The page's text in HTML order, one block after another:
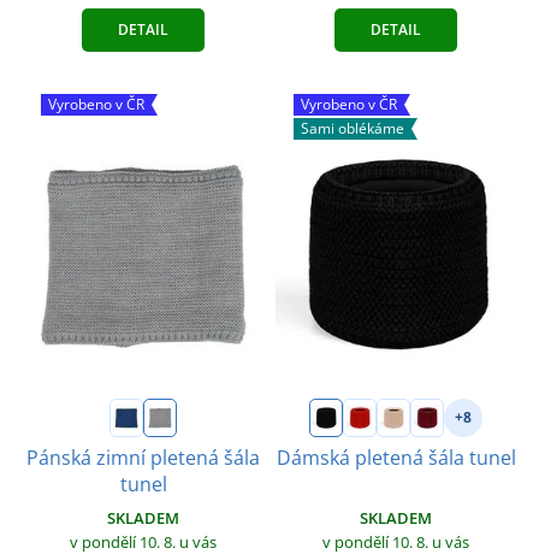
DETAIL DETAIL
Vyrobeno v ČR
Pánská zimní pletená šála
tunel
SKLADEM
v pondělí 10. 8. u vás
Vyrobeno v ČR
Sami oblékáme
+8
Dámská pletená šála tunel
SKLADEM
v pondělí 10. 8. u vás